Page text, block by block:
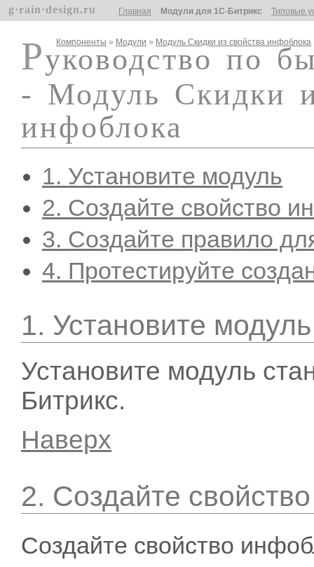
g·rain·design.ru Главная Модули для 1С-Битрикс Типовые
Компоненты » Модули » Модуль Скидки из свойства инфоблока
Руководство по
- Модуль Скидки
инфоблока
1. Установите модуль
2. Создайте свойство
3. Создайте правило
4. Протестируйте
1. Установите модуль
Установите модуль
Битрикс.
Наверх
2. Создайте
Создайте свойство